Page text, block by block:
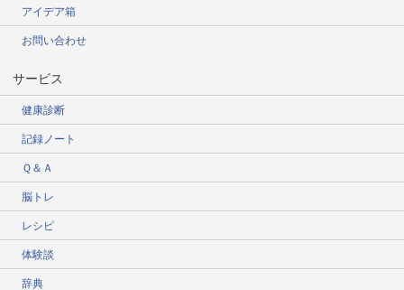
アイデア箱
お問い合わせ
サービス
健康診断
記録ノート
Ｑ＆Ａ
脳トレ
レシピ
体験談
辞典